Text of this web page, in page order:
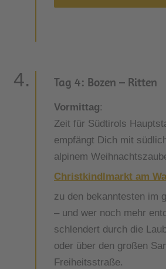
Tag 4: Bozen – Ritten
Vormittag:
Zeit für Südtirols
empfängt Dich mit
alpinem
Christkindlmarkt am
zu den bekanntesten im
– und wer noch mehr
schlendert durch die
oder über den großen
Freiheitsstraße.